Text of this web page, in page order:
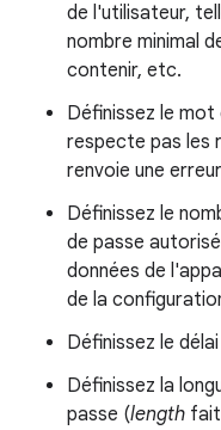
de l'utilisateur,
nombre minimal
contenir, etc.
Définissez le mot
respecte pas les
renvoie une
Définissez le
de passe
données de
de la
Définissez le
Définissez la
passe (length